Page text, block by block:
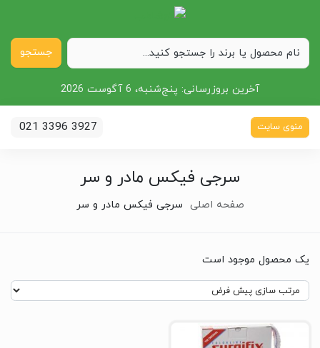
جستجو
آخرین بروزرسانی: پنج‌شنبه، 6 آگوست 2026
منوی سایت 021 3396 3927
سرجی فیکس مادر و سر
صفحه اصلی سرجی فیکس مادر و سر
یک محصول موجود است